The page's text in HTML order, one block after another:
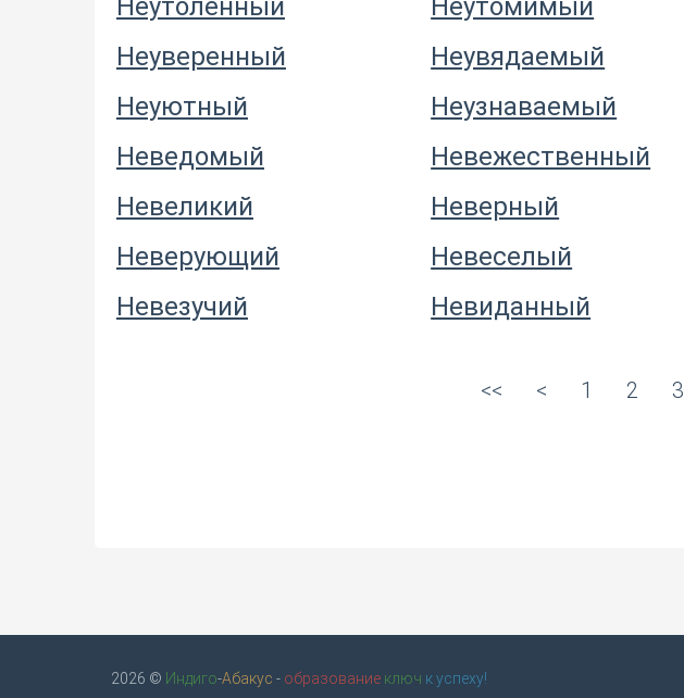
Неутоленный
Неутомимый
Неуверенный
Неувядаемый
Неуютный
Неузнаваемый
Неведомый
Невежественный
Невеликий
Неверный
Неверующий
Невеселый
Невезучий
Невиданный
<< < 1 2 3
2026 © Индиго-Абакус - образование ключ к успеху!